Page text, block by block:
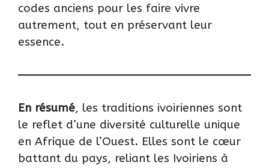
codes anciens pour les faire vivre
autrement, tout en préservant leur
essence.
En résumé, les traditions ivoiriennes sont
le reflet d’une diversité culturelle unique
en Afrique de l’Ouest. Elles sont le cœur
battant du pays, reliant les Ivoiriens à